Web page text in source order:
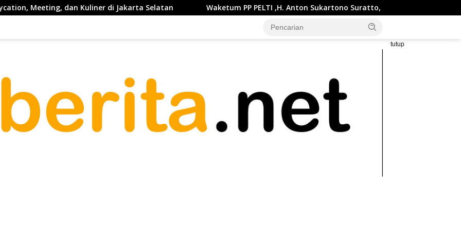
di Jakarta Selatan Waketum PP PELTI ,H. Anton Sukartono Suratto, M.Si. Buka Liga Tenis Indonesia 2026 Seri 1
tutup